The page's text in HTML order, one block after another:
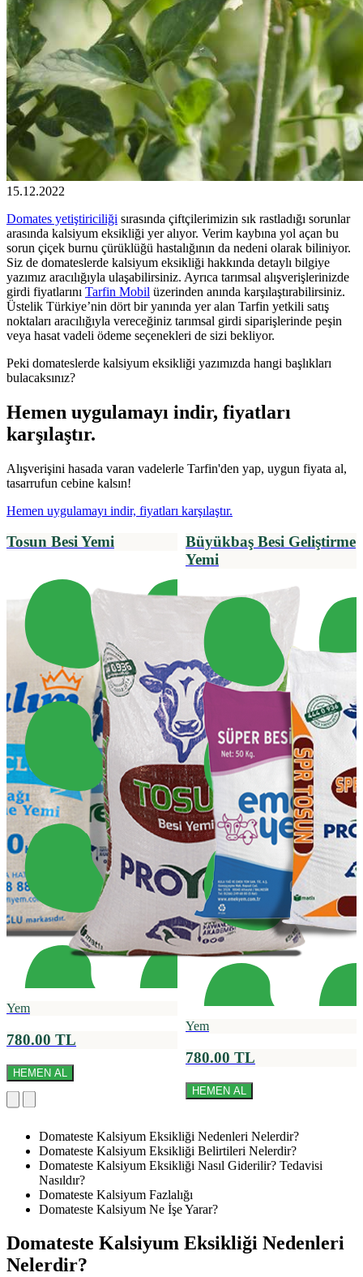
15.12.2022
Domates yetiştiriciliği sırasında çiftçilerimizin sık rastladığı sorunlar
arasında kalsiyum eksikliği yer alıyor. Verim kaybına yol açan bu
sorun çiçek burnu çürüklüğü hastalığının da nedeni olarak biliniyor.
Siz de domateslerde kalsiyum eksikliği hakkında detaylı bilgiye
yazımız aracılığıyla ulaşabilirsiniz. Ayrıca tarımsal alışverişlerinizde
girdi fiyatlarını Tarfin Mobil üzerinden anında karşılaştırabilirsiniz.
Üstelik Türkiye’nin dört bir yanında yer alan Tarfin yetkili satış
noktaları aracılığıyla vereceğiniz tarımsal girdi siparişlerinde peşin
veya hasat vadeli ödeme seçenekleri de sizi bekliyor.
Peki domateslerde kalsiyum eksikliği yazımızda hangi başlıkları
bulacaksınız?
Hemen uygulamayı indir, fiyatları
karşılaştır.
Alışverişini hasada varan vadelerle Tarfin'den yap, uygun fiyata al,
tasarrufun cebine kalsın!
Hemen uygulamayı indir, fiyatları karşılaştır.
Tosun Besi Yemi
Yem
780.00 TL
HEMEN AL
Büyükbaş Besi Geliştirme
Yemi
Yem
780.00 TL
HEMEN AL
Domateste Kalsiyum Eksikliği Nedenleri Nelerdir?
Domateste Kalsiyum Eksikliği Belirtileri Nelerdir?
Domateste Kalsiyum Eksikliği Nasıl Giderilir? Tedavisi
Nasıldır?
Domateste Kalsiyum Fazlalığı
Domateste Kalsiyum Ne İşe Yarar?
Domateste Kalsiyum Eksikliği Nedenleri
Nelerdir?